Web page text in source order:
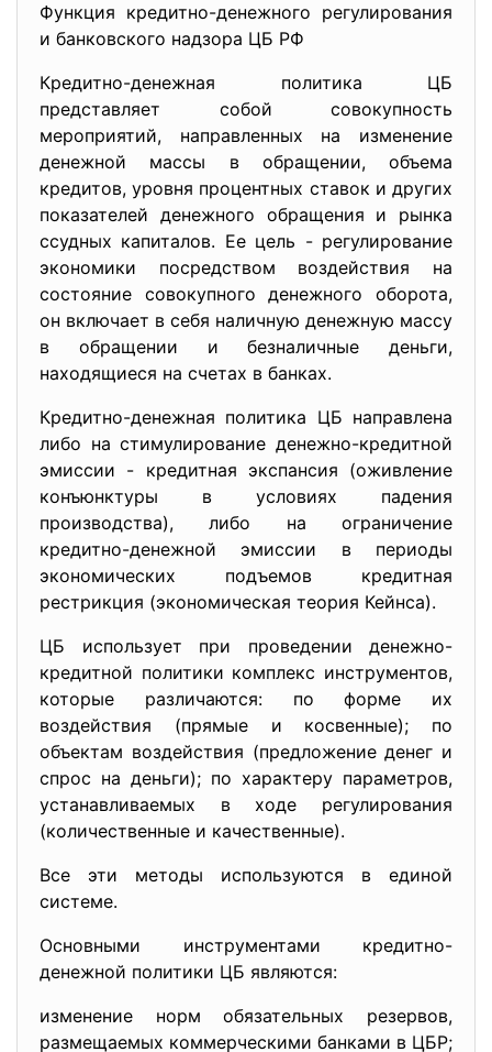
Функция кредитно-денежного регулирования
и банковского надзора ЦБ РФ
Кредитно-денежная политика ЦБ
представляет собой совокупность
мероприятий, направленных на изменение
денежной массы в обращении, объема
кредитов, уровня процентных ставок и других
показателей денежного обращения и рынка
ссудных капиталов. Ее цель - регулирование
экономики посредством воздействия на
состояние совокупного денежного оборота,
он включает в себя наличную денежную массу
в обращении и безналичные деньги,
находящиеся на счетах в банках.
Кредитно-денежная политика ЦБ направлена
либо на стимулирование денежно-кредитной
эмиссии - кредитная экспансия (оживление
конъюнктуры в условиях падения
производства), либо на ограничение
кредитно-денежной эмиссии в периоды
экономических подъемов кредитная
рестрикция (экономическая теория Кейнса).
ЦБ использует при проведении денежно-
кредитной политики комплекс инструментов,
которые различаются: по форме их
воздействия (прямые и косвенные); по
объектам воздействия (предложение денег и
спрос на деньги); по характеру параметров,
устанавливаемых в ходе регулирования
(количественные и качественные).
Все эти методы используются в единой
системе.
Основными инструментами кредитно-
денежной политики ЦБ являются:
изменение норм обязательных резервов,
размещаемых коммерческими банками в ЦБР;